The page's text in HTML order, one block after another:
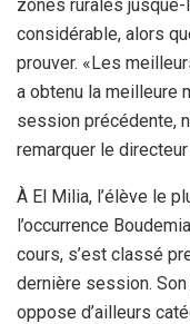
zones rurales
considérable, alors
prouver. «Les
a obtenu la meilleure
session précédente,
remarquer le directeur
À El Milia, l’élève le
l’occurrence
cours, s’est classé
dernière session.
oppose d’ailleurs